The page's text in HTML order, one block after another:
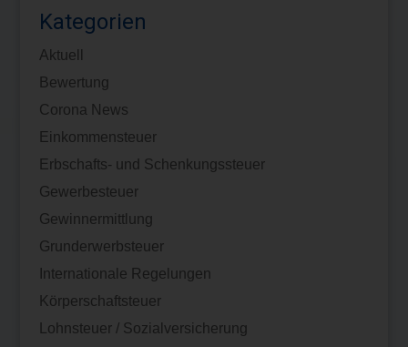
Kategorien
Aktuell
Bewertung
Corona News
Einkommensteuer
Erbschafts- und Schenkungssteuer
Gewerbesteuer
Gewinnermittlung
Grunderwerbsteuer
Internationale Regelungen
Körperschaftsteuer
Lohnsteuer / Sozialversicherung